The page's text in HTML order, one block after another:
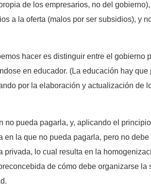
de los empresarios, no del
a la oferta (malos por ser subsidios), y
hacer es distinguir entre el gobierno
en educador. (La educación hay
por la elaboración y actualización de
pueda pagarla, y, aplicando el
la que no pueda pagarla, pero no
lo cual resulta en la
de cómo debe organizarse